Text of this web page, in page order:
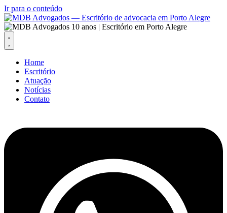
Ir para o conteúdo
Home
Escritório
Atuação
Notícias
Contato